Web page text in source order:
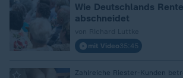
Wie Deutschlands
abschneidet
mit Video35:45
Zahlreiche Riester-Kunden